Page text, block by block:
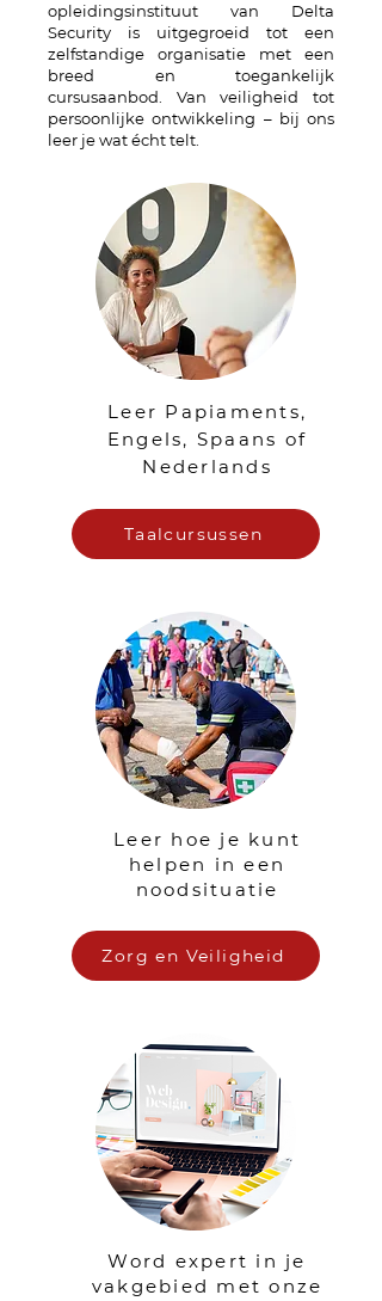
opleidingsinstituut van Delta
Security is uitgegroeid tot een
zelfstandige organisatie met een
breed en toegankelijk
cursusaanbod. Van veiligheid tot
persoonlijke ontwikkeling – bij ons
leer je wat écht telt.
Leer Papiaments,
Engels, Spaans of
Nederlands
Taalcursussen
Leer hoe je kunt
helpen in een
noodsituatie
Zorg en Veiligheid
Word expert in je
vakgebied met onze